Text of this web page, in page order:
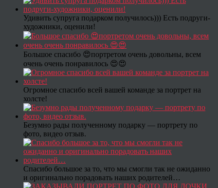
Удивить супруга подарком получилось))) Есть подруги-
художники, оценили!
Большое спасибо 😍портретом очень довольны, всем
очень очень понравилось 😍😍
Огромное спасибо всей вашей команде за портрет на
холсте!
Безумно рады полученному подарку — портрету по
фото, видео отзыв.
Спасибо большое за то, что мы смогли так не ожиданно
и оригинально порадовать наших родителей…